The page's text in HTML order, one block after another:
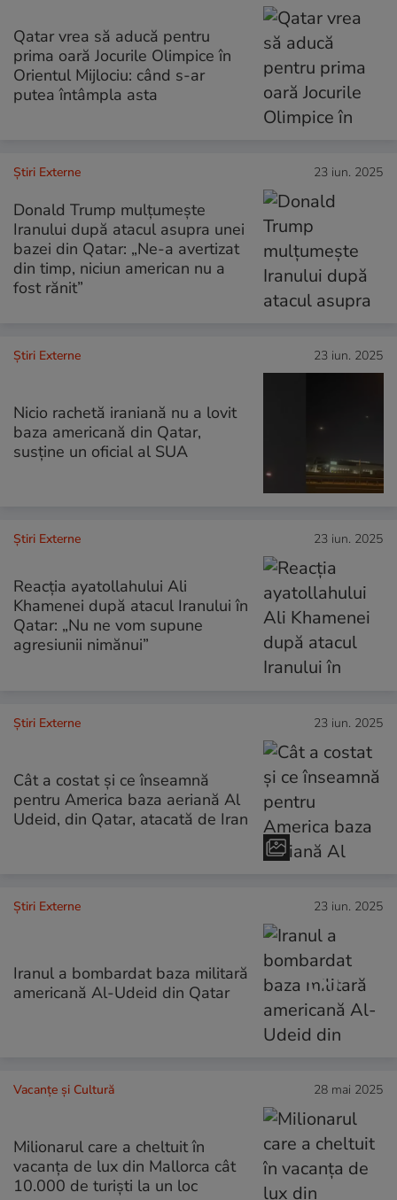
Qatar vrea să aducă pentru
prima oară Jocurile Olimpice în
Orientul Mijlociu: când s-ar
putea întâmpla asta
Știri Externe 23 iun. 2025
Donald Trump mulțumește
Iranului după atacul asupra unei
bazei din Qatar: „Ne-a avertizat
din timp, niciun american nu a
fost rănit”
Știri Externe 23 iun. 2025
Nicio rachetă iraniană nu a lovit
baza americană din Qatar,
susține un oficial al SUA
Știri Externe 23 iun. 2025
Reacția ayatollahului Ali
Khamenei după atacul Iranului în
Qatar: „Nu ne vom supune
agresiunii nimănui”
Știri Externe 23 iun. 2025
Cât a costat și ce înseamnă
pentru America baza aeriană Al
Udeid, din Qatar, atacată de Iran
Știri Externe 23 iun. 2025
Iranul a bombardat baza militară
americană Al-Udeid din Qatar
Vacanțe și Cultură 28 mai 2025
Milionarul care a cheltuit în
vacanța de lux din Mallorca cât
10.000 de turiști la un loc